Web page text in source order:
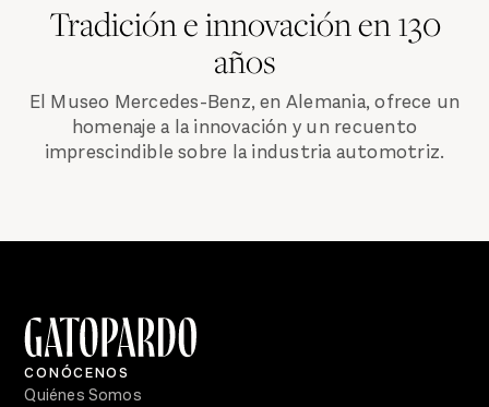
Tradición e innovación en 130
años
El Museo Mercedes-Benz, en Alemania, ofrece un
homenaje a la innovación y un recuento
imprescindible sobre la industria automotriz.
CONÓCENOS
Quiénes Somos